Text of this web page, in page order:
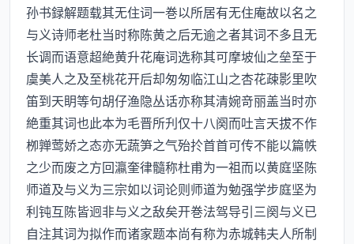
孙书録解题载其无住词一巻以所居有无住庵故以名之
与义诗师老杜当时称陈黄之后无逾之者其词不多且无
长调而语意超絶黄升花庵词选称其可摩坡仙之垒至于
虞美人之及至桃花开后却匆匆临江山之杏花疎影里吹
笛到天眀等句胡仔渔隐丛话亦称其清婉竒丽盖当时亦
絶重其词也此本为毛晋所刋仅十八阕而吐言天拔不作
栁亸莺娇之态亦无蔬笋之气殆扵首首可传不能以篇帙
之少而废之方回瀛奎律髓称杜甫为一祖而以黄庭坚陈
师道及与义为三宗如以词论则师道为勉强学步庭坚为
利钝互陈皆迥非与义之敌矣开巻法驾导引三阕与义已
自注其词为拟作而诸家题本尚有称为赤城韩夫人所制